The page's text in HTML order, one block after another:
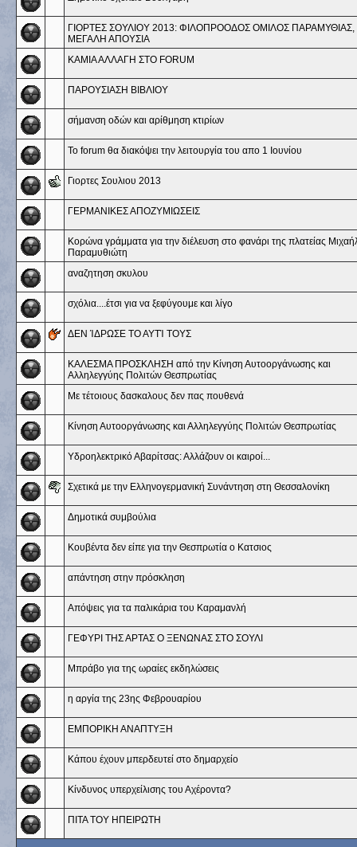
ΓΙΟΡΤΕΣ ΣΟΥΛΙΟΥ 2013: ΦΙΛΟΠΡΟΟΔΟΣ ΟΜΙΛΟΣ ΠΑΡΑΜΥΘΙΑΣ,
ΜΕΓΑΛΗ ΑΠΟΥΣΙΑ
ΚΑΜΙΑ ΑΛΛΑΓΗ ΣΤΟ FORUM
ΠΑΡΟΥΣΙΑΣΗ ΒΙΒΛΙΟΥ
σήμανση οδών και αρίθμηση κτιρίων
To forum θα διακόψει την λειτουργία του απο 1 Ιουνίου
Γιορτες Σουλιου 2013
ΓΕΡΜΑΝΙΚΕΣ ΑΠΟΖΥΜΙΩΣΕΙΣ
Κορώνα γράμματα για την διέλευση στο φανάρι της πλατείας
Παραμυθιώτη
αναζητηση σκυλου
σχόλια....έτσι για να ξεφύγουμε και λίγο
ΔΕΝ ΊΔΡΩΣΕ ΤΟ ΑΥΤΊ ΤΟΥΣ
ΚΑΛΕΣΜΑ ΠΡΟΣΚΛΗΣΗ από την Κίνηση Αυτοοργάνωσης και
Αλληλεγγύης Πολιτών Θεσπρωτίας
Με τέτοιους δασκαλους δεν πας πουθενά
Κίνηση Αυτοοργάνωσης και Αλληλεγγύης Πολιτών Θεσπρωτίας
Υδροηλεκτρικό Αβαρίτσας: Αλλάζουν οι καιροί...
Σχετικά με την Ελληνογερμανική Συνάντηση στη Θεσσαλονίκη
Δημοτικά συμβούλια
Κουβέντα δεν είπε για την Θεσπρωτία ο Κατσιος
απάντηση στην πρόσκληση
Απόψεις για τα παλικάρια του Καραμανλή
ΓΕΦΥΡΙ ΤΗΣ ΑΡΤΑΣ Ο ΞΕΝΩΝΑΣ ΣΤΟ ΣΟΥΛΙ
Μπράβο για της ωραίες εκδηλώσεις
η αργία της 23ης Φεβρουαρίου
ΕΜΠΟΡΙΚΗ ΑΝΑΠΤΥΞΗ
Κάπου έχουν μπερδευτεί στο δημαρχείο
Κίνδυνος υπερχείλισης του Αχέροντα?
ΠΙΤΑ ΤΟΥ ΗΠΕΙΡΩΤΗ